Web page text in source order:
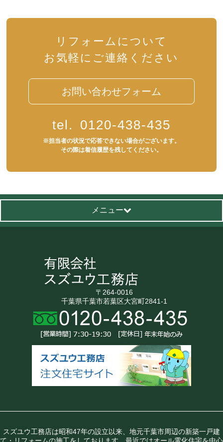
リフォームについて
お気軽にご連絡ください
お問い合わせフォーム
tel. 0120-438-435
※担当者の状況で応答できない場合がございます。
その際は着信履歴を残してください。
メニュー
〒264-0016
千葉県千葉市若葉区大宮町2841-1
スズユウ工務店は昭和47年の設立以来、地元千葉市周辺の新築一戸建
て・リフォームの施工をしております。最近ではオール電化住宅を中心